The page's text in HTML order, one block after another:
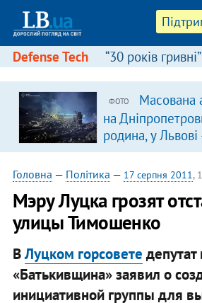
Defense Tech “30 років гривні”
ФОТО
Масована
на
родина, у
(доповнюється)
Головна — Політика — 17 серпня 2011,
Мэру Луцка грозят
улицы Тимошенко
ВЛуцком горсовете
«Батькивщина» заявил о
инициативной группы для